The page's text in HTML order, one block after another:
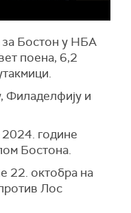
Бостон у НБА
поена, 6,2
Филаделфију и
године
Бостона.
22. октобра на
Лос